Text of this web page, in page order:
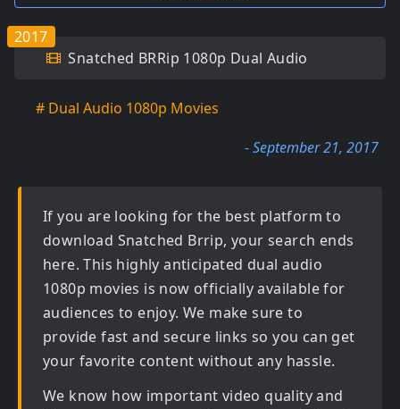
Snatched BRRip 1080p Dual Audio
2017
# Dual Audio 1080p Movies
- September 21, 2017
If you are looking for the best platform to
download Snatched Brrip, your search ends
here. This highly anticipated dual audio
1080p movies is now officially available for
audiences to enjoy. We make sure to
provide fast and secure links so you can get
your favorite content without any hassle.
We know how important video quality and